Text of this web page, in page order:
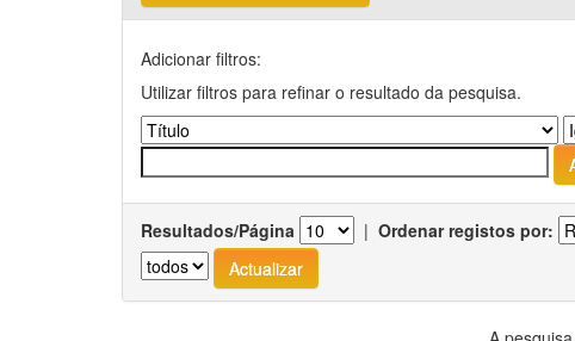
Adicionar filtros:
Utilizar filtros para refinar o resultado da pesquisa.
Resultados/Página | Ordenar registos por: